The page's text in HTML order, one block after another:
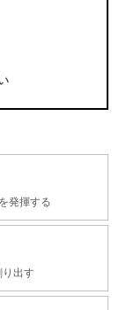
発揮する
出す